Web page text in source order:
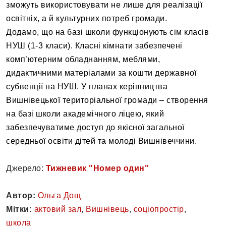
зможуть використовувати не лише для реалізації
освітніх, а й культурних потреб громади.
Додамо, що на базі школи функціонують сім класів
НУШ (1-3 класи). Класні кімнати забезпечені
комп’ютерним обладнанням, меблями,
дидактичними матеріалами за кошти державної
субвенції на НУШ. У планах керівництва
Вишнівецької територіальної громади – створення
на базі школи академічного ліцею, який
забезпечуватиме доступ до якісної загальної
середньої освіти дітей та молоді Вишнівеччини.
Джерело: Тижневик "Номер один"
Автор: Ольга Дощ
Мітки: актовий зал, Вишнівець, соціопростір,
школа